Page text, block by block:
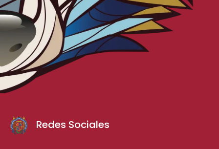
Redes Sociales